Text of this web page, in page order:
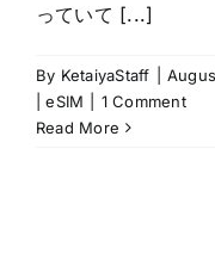
っていて [...]
By KetaiyaStaff
| eSIM
1 Comment
Read More